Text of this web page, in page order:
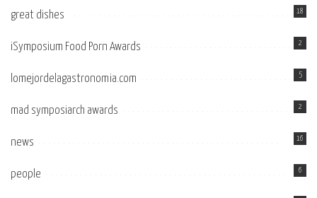
great dishes 18
iSymposium Food Porn Awards 2
lomejordelagastronomia.com 5
mad symposiarch awards 2
news 16
people 6